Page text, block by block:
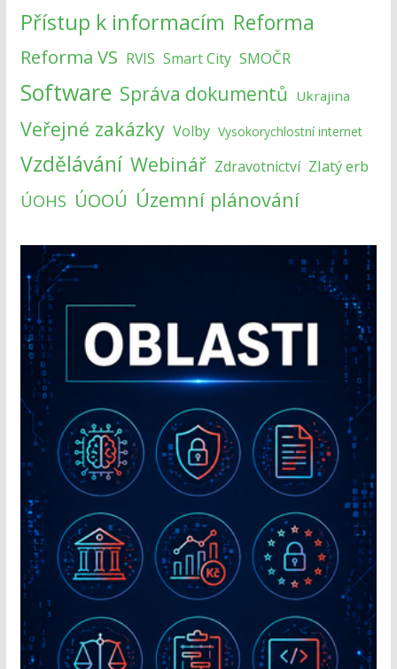
Přístup k informacím Reforma
Reforma VS RVIS Smart City SMOČR
Software Správa dokumentů Ukrajina
Veřejné zakázky Volby Vysokorychlostní internet
Vzdělávání Webinář Zdravotnictví Zlatý erb
ÚOHS ÚOOÚ Územní plánování